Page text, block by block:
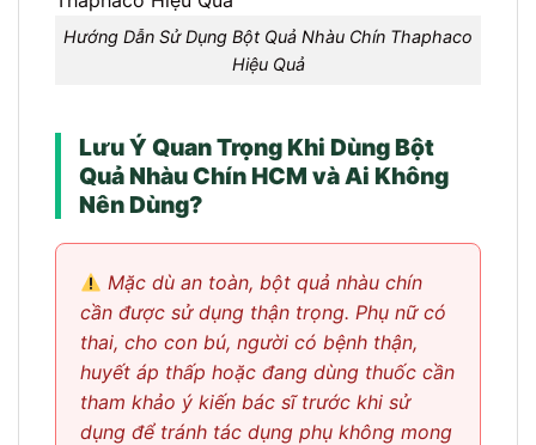
Hướng Dẫn Sử Dụng Bột Quả Nhàu Chín Thaphaco
Hiệu Quả
Lưu Ý Quan Trọng Khi Dùng Bột
Quả Nhàu Chín HCM và Ai Không
Nên Dùng?
Mặc dù an toàn, bột quả nhàu chín
cần được sử dụng thận trọng. Phụ nữ có
thai, cho con bú, người có bệnh thận,
huyết áp thấp hoặc đang dùng thuốc cần
tham khảo ý kiến bác sĩ trước khi sử
dụng để tránh tác dụng phụ không mong